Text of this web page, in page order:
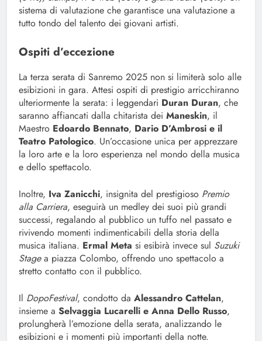
sistema di valutazione che garantisce una valutazione a
tutto tondo del talento dei giovani artisti.
Ospiti d’eccezione
La terza serata di Sanremo 2025 non si limiterà solo alle
esibizioni in gara. Attesi ospiti di prestigio arricchiranno
ulteriormente la serata: i leggendari Duran Duran, che
saranno affiancati dalla chitarista dei Maneskin, il
Maestro Edoardo Bennato, Dario D’Ambrosi e il
Teatro Patologico. Un’occasione unica per apprezzare
la loro arte e la loro esperienza nel mondo della musica
e dello spettacolo.
Inoltre, Iva Zanicchi, insignita del prestigioso Premio
alla Carriera, eseguirà un medley dei suoi più grandi
successi, regalando al pubblico un tuffo nel passato e
rivivendo momenti indimenticabili della storia della
musica italiana. Ermal Meta si esibirà invece sul Suzuki
Stagea piazza Colombo, offrendo uno spettacolo a
stretto contatto con il pubblico.
Il DopoFestival, condotto da Alessandro Cattelan,
insieme a Selvaggia Lucarelli e Anna Dello Russo,
prolungherà l’emozione della serata, analizzando le
esibizioni e i momenti più importanti della notte.